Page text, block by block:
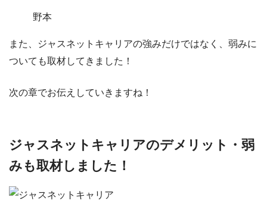
野本
また、ジャスネットキャリアの強みだけではなく、弱みに
ついても取材してきました！
次の章でお伝えしていきますね！
ジャスネットキャリアのデメリット・弱
みも取材しました！